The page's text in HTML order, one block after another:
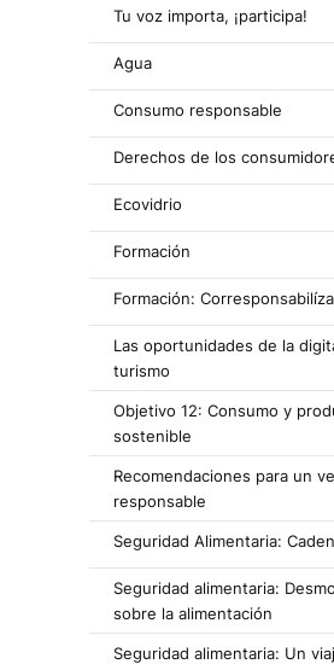
Tu voz importa, ¡participa!
Agua
Consumo responsable
Derechos de los
Ecovidrio
Formación
Formación:
Las oportunidades de la
turismo
Objetivo 12: Consumo y
sostenible
Recomendaciones para un
responsable
Seguridad Alimentaria:
Seguridad alimentaria:
sobre la alimentación
Seguridad alimentaria: Un